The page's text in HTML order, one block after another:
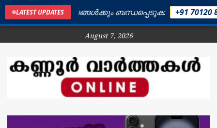
LATEST UPDATESപരസ്യങ്ങൾക്കും ബന്ധപ്പെടുക: +91 70120
August 7, 2026